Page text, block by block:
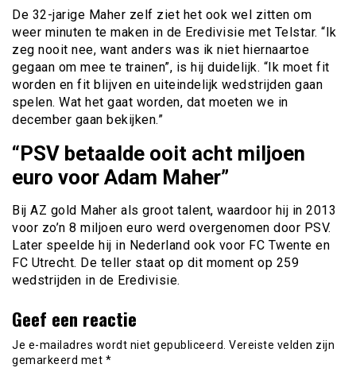
De 32-jarige Maher zelf ziet het ook wel zitten om
weer minuten te maken in de Eredivisie met Telstar. “Ik
zeg nooit nee, want anders was ik niet hiernaartoe
gegaan om mee te trainen”, is hij duidelijk. “Ik moet fit
worden en fit blijven en uiteindelijk wedstrijden gaan
spelen. Wat het gaat worden, dat moeten we in
december gaan bekijken.”
“PSV betaalde ooit acht miljoen
euro voor Adam Maher”
Bij AZ gold Maher als groot talent, waardoor hij in 2013
voor zo’n 8 miljoen euro werd overgenomen door PSV.
Later speelde hij in Nederland ook voor FC Twente en
FC Utrecht. De teller staat op dit moment op 259
wedstrijden in de Eredivisie.
Geef een reactie
Je e-mailadres wordt niet gepubliceerd. Vereiste velden zijn
gemarkeerd met *